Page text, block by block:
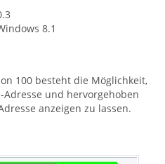
8.1
100 besteht die Möglichkeit,
und hervorgehoben
anzeigen zu lassen.